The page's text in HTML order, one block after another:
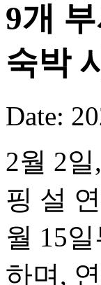
9개
숙박
Date:
2월 2
핑 설
월 15
하며,